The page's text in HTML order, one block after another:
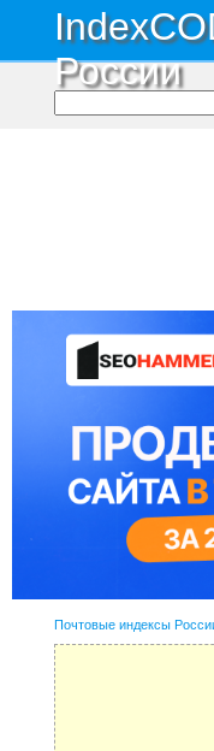
России
Почтовые индексы